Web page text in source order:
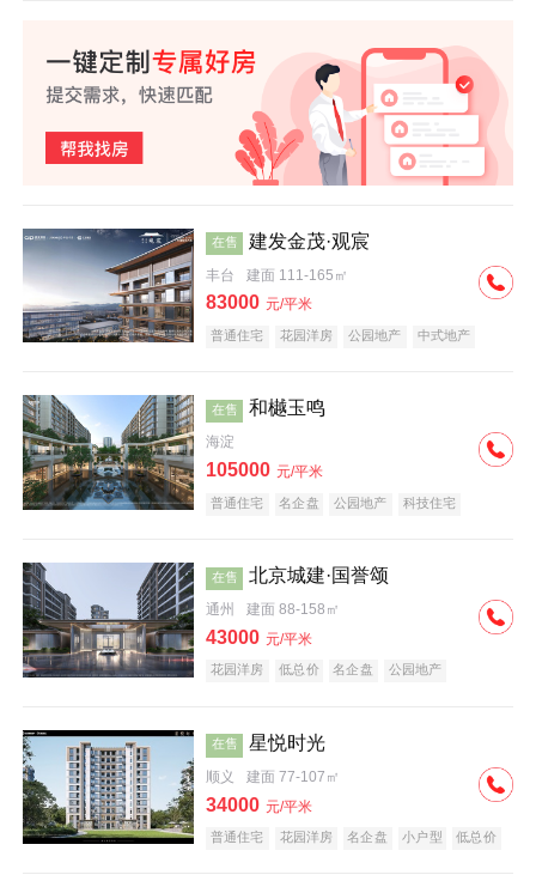
在售 建发金茂·观宸
丰台 建面 111-165㎡
83000 元/平米
普通住宅 花园洋房 公园地产
中式地产
在售 和樾玉鸣
海淀
105000 元/平米
普通住宅 名企盘 公园地产 科技住宅
在售 北京城建·国誉颂
通州 建面 88-158㎡
43000 元/平米
花园洋房 低总价 名企盘 公园地产
在售 星悦时光
顺义 建面 77-107㎡
34000 元/平米
普通住宅 花园洋房 名企盘 小户型 低总价